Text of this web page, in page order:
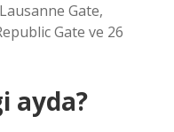
Gate,
Gate ve 26
ayda?